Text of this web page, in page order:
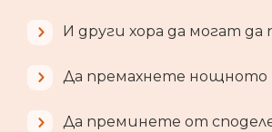
И други хора да могат
Да премахнете нощното
Да преминете от